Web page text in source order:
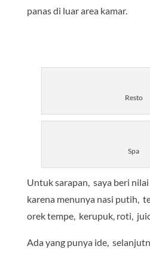
panas di luar area kamar.
Resto
Spa
Untuk sarapan, saya beri
karena menunya nasi putih,
orek tempe, kerupuk, roti,
Ada yang punya ide,